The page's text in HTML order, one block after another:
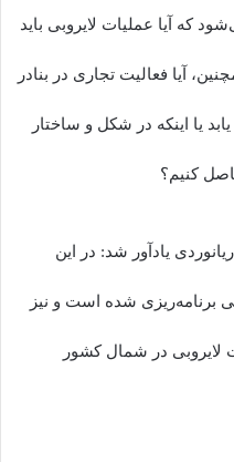
که آیا عملیات لایروبی باید
آیا فعالیت تجاری در بنادر
یا اینکه در شکل و ساختار
کنیم؟
یادآور شد: در این
برنامه‌ریزی شده است و نیز
در شمال کشور